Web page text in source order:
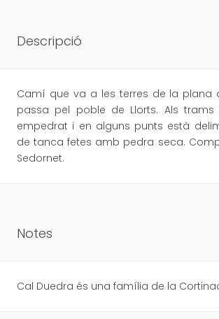
Descripció
Camí que va a les terres de la plana
passa pel poble de Llorts. Als
empedrat i en alguns punts està
de tanca fetes amb pedra seca.
Sedornet.
Notes
Cal Duedra és una família de la